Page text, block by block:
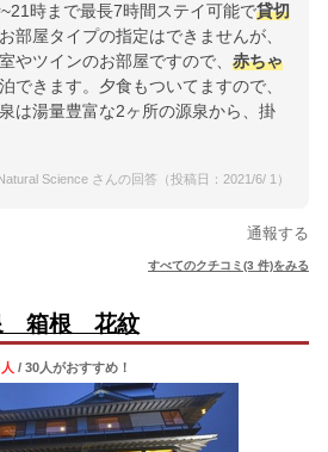
時まで最長7時間ステイ可能で貸切
部屋タイプの指定はできませんが、
やツインのお部屋ですので、 赤ちゃ
できます。夕食もついてますので、
は湯量豊富な2ヶ所の源泉から、掛
Science さんの回答（投稿日：2021/6/ 1）
通報する
すべてのクチコミ(3 件)をみる
箱根 花紋
人 / 30人がおすすめ！